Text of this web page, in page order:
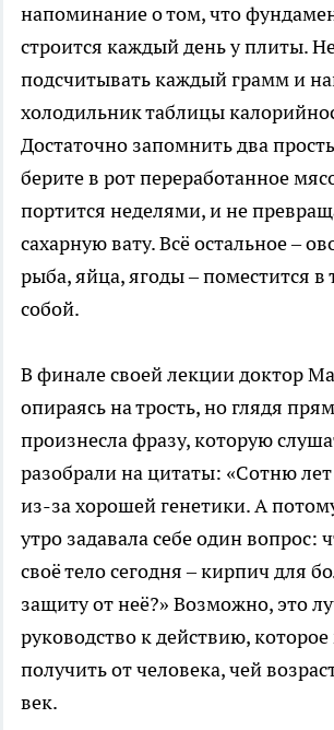
напоминание о том, что
строится каждый день у плиты.
подсчитывать каждый грамм и
холодильник таблицы
Достаточно запомнить два
берите в рот переработанное
портится неделями, и не
сахарную вату. Всё остальное –
рыба, яйца, ягоды – поместится в
собой.
В финале своей лекции доктор
опираясь на трость, но глядя
произнесла фразу, которую
разобрали на цитаты: «Сотню
из-за хорошей генетики. А
утро задавала себе один вопрос:
своё тело сегодня – кирпич для
защиту от неё?» Возможно, это
руководство к действию,
получить от человека, чей
век.